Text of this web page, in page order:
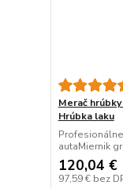
Merač
Hrúbka laku
autaMiernik
120,04 €
97,59 € bez